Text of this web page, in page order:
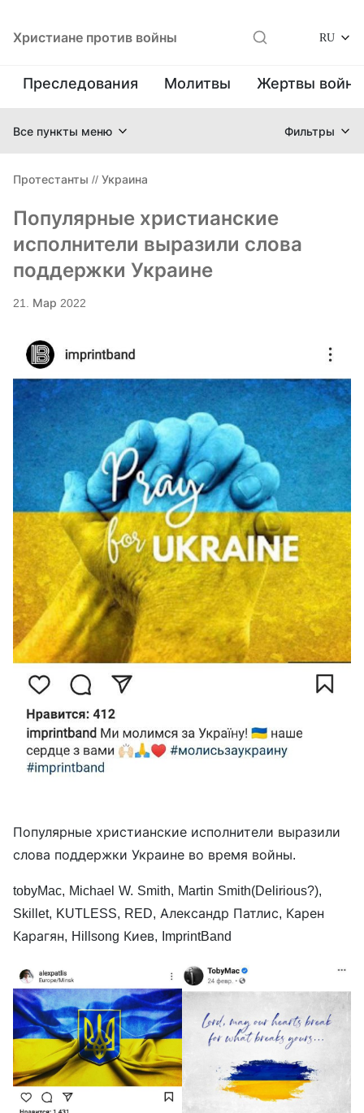
Христиане против войны RU
Преследования Молитвы Жертвы
Все пункты меню Фильтры
Протестанты // Украина
Популярные христианские
исполнители выразили слова
поддержки Украине
21. Мар 2022
Популярные христианские исполнители выразили
слова поддержки Украине во время войны.
tobyMac, Michael W. Smith, Martin Smith(Delirious?),
Skillet, KUTLESS, RED, Александр Патлис, Карен
Карагян, Hillsong Киев, ImprintBand